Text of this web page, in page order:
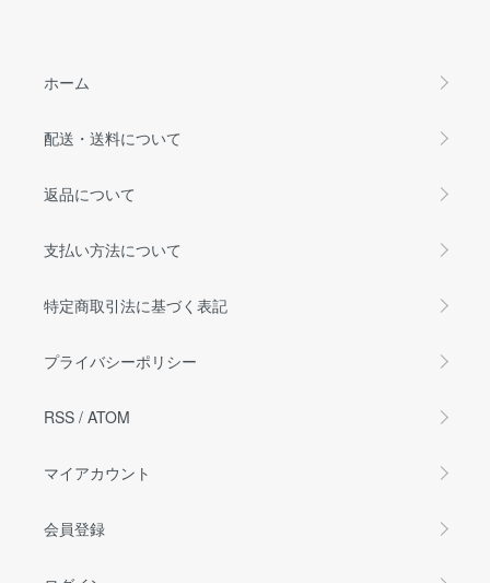
ホーム
配送・送料について
返品について
支払い方法について
特定商取引法に基づく表記
プライバシーポリシー
RSS / ATOM
マイアカウント
会員登録